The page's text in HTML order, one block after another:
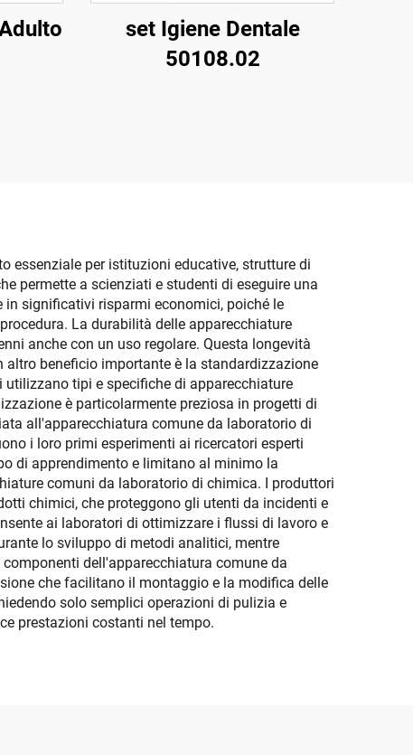
set Igiene Dentale
50108.02
essenziale per istituzioni educative, strutture di
permette a scienziati e studenti di eseguire una
significativi risparmi economici, poiché le
La durabilità delle apparecchiature
anche con un uso regolare. Questa longevità
beneficio importante è la standardizzazione
tipi e specifiche di apparecchiature
è particolarmente preziosa in progetti di
all'apparecchiatura comune da laboratorio di
i loro primi esperimenti ai ricercatori esperti
di apprendimento e limitano al minimo la
comuni da laboratorio di chimica. I produttori
chimici, che proteggono gli utenti da incidenti e
ai laboratori di ottimizzare i flussi di lavoro e
lo sviluppo di metodi analitici, mentre
dell'apparecchiatura comune da
che facilitano il montaggio e la modifica delle
solo semplici operazioni di pulizia e
prestazioni costanti nel tempo.